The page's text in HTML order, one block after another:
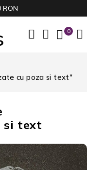
0
si text
cu poza si text"